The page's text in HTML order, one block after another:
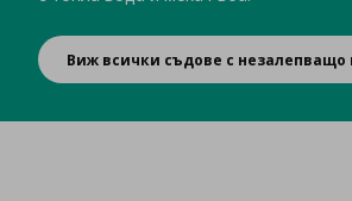
Виж всички съдове с незалепващо